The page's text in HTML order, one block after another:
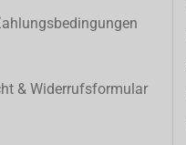
& Widerrufsformular